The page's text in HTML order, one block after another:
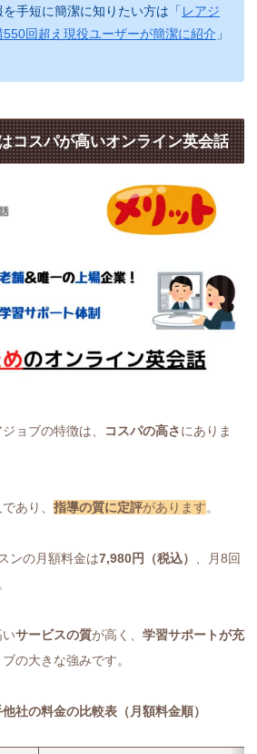
手短に簡潔に知りたい方は「 レアジ
550回超え現役ユーザーが簡潔に紹介 」
コスパが高いオンライン英会話
ョブの特徴は、 コスパの高さにありま
あり、 指導の質に定評があります。
ンの月額料金は7,980円（税込）
、月8回
サービスの質が高く、 学習サポートが充
の大きな強みです。
社の料金の比較表（月額料金順）